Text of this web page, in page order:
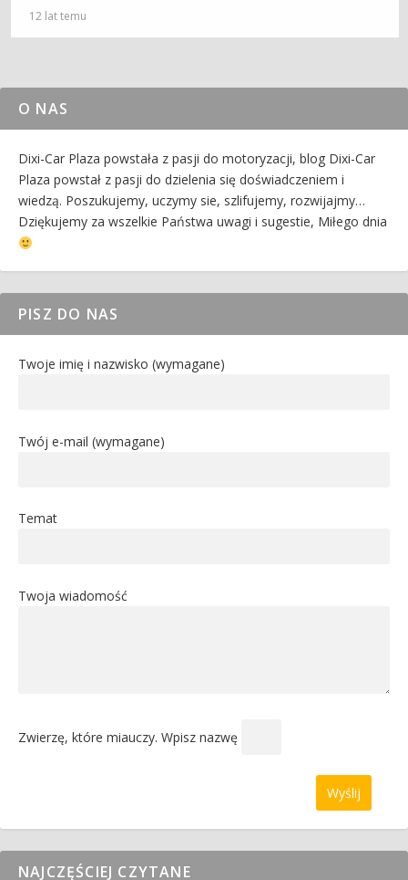
12 lat temu
O NAS
Dixi-Car Plaza powstała z pasji do motoryzacji, blog Dixi-Car
Plaza powstał z pasji do dzielenia się doświadczeniem i
wiedzą. Poszukujemy, uczymy sie, szlifujemy, rozwijajmy…
Dziękujemy za wszelkie Państwa uwagi i sugestie, Miłego dnia
PISZ DO NAS
Twoje imię i nazwisko (wymagane)
Twój e-mail (wymagane)
Temat
Twoja wiadomość
Zwierzę, które miauczy. Wpisz nazwę
NAJCZĘŚCIEJ CZYTANE